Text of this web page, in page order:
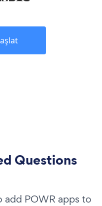
Questions
add POWR apps to